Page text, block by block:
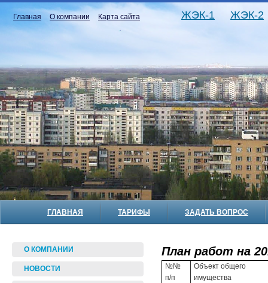
Главная О компании Карта сайта ЖЭК-1 ЖЭК-2
ГЛАВНАЯ ТАРИФЫ ЗАДАТЬ ВОПРОС
О КОМПАНИИ
НОВОСТИ
План работ на
№№
п/п
Объект общего
имущества